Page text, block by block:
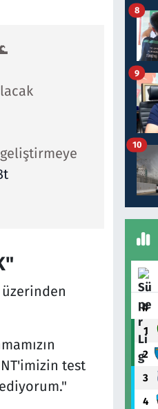
üzerinden
test
8
9
10
#
1
2
3
4